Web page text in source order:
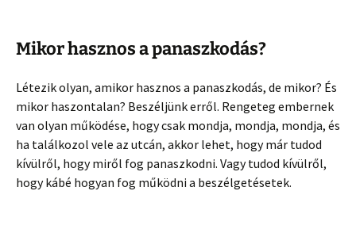
Mikor hasznos a panaszkodás?
Létezik olyan, amikor hasznos a panaszkodás, de mikor? És
mikor haszontalan? Beszéljünk erről. Rengeteg embernek
van olyan működése, hogy csak mondja, mondja, mondja, és
ha találkozol vele az utcán, akkor lehet, hogy már tudod
kívülről, hogy miről fog panaszkodni. Vagy tudod kívülről,
hogy kábé hogyan fog működni a beszélgetésetek.